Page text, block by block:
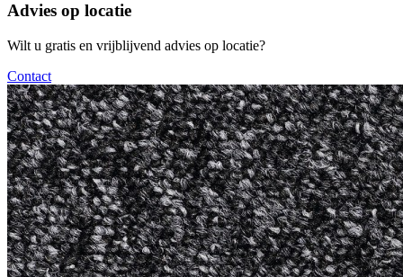
Advies op locatie
Wilt u gratis en vrijblijvend advies op locatie?
Contact